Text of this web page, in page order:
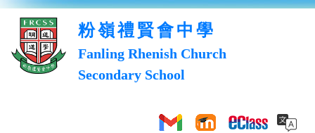
粉嶺禮賢會中學
Fanling Rhenish Church
Secondary School